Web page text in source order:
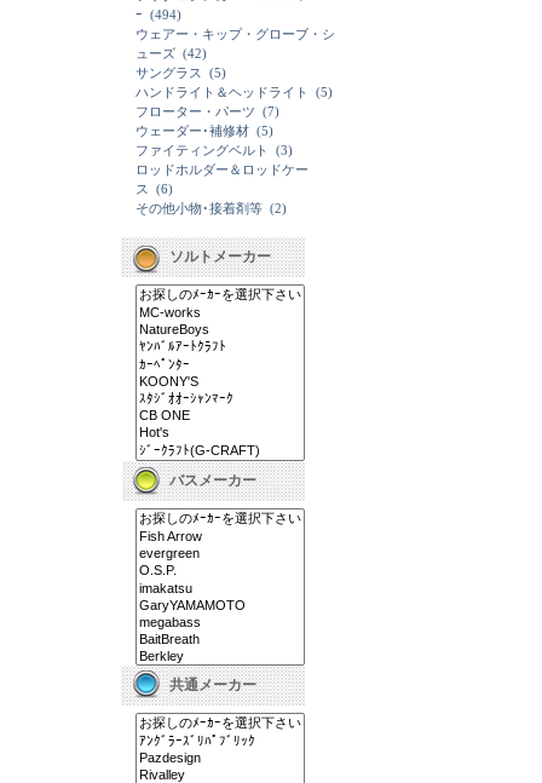
ｰ (494)
ウェアー・キップ・グローブ・シ
ューズ (42)
サングラス
(5)
ハンドライト＆ヘッドライト
(5)
フローター・パーツ (7)
ウェーダー･補修材 (5)
ファイティングベルト
(3)
ロッドホルダー＆ロッドケー
ス
(6)
その他小物･接着剤等 (2)
ソルトメーカー
バスメーカー
共通メーカー